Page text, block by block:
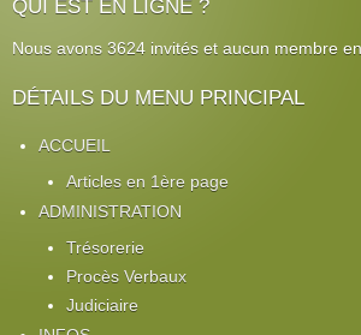
QUI EST EN LIGNE ?
Nous avons 3624 invités et aucun membre
DÉTAILS DU MENU PRINCIPAL
ACCUEIL
Articles en 1ère page
ADMINISTRATION
Trésorerie
Procès Verbaux
Judiciaire